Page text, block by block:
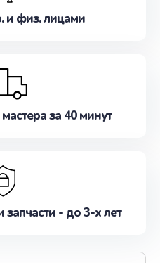
и физ. лицами
за 40 минут
запчасти - до 3-х лет